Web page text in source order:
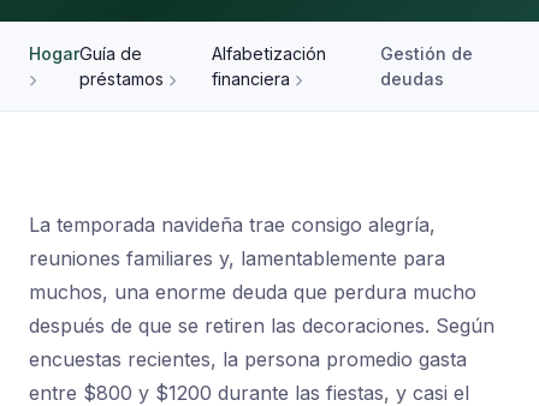
HogarGuía de
préstamos
Alfabetización
financiera
Gestión de
deudas
La temporada navideña trae consigo alegría,
reuniones familiares y, lamentablemente para
muchos, una enorme deuda que perdura mucho
después de que se retiren las decoraciones. Según
encuestas recientes, la persona promedio gasta
entre $800 y $1200 durante las fiestas, y casi el